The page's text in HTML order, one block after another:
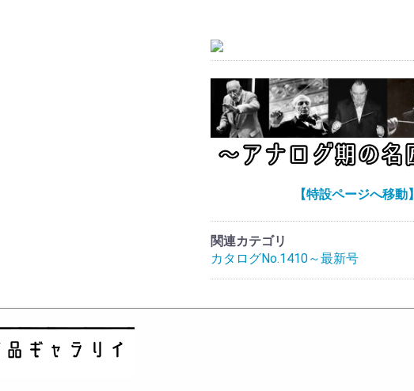
【特設ページへ移動】
関連カテゴリ
カタログNo.1410～最新号